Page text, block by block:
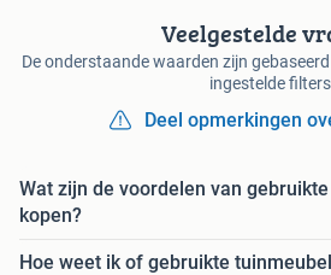
Veelgestelde
De onderstaande waarden zijn
ingestelde filters
Deel opmerkingen
Wat zijn de voordelen van
kopen?
Hoe weet ik of gebruikte